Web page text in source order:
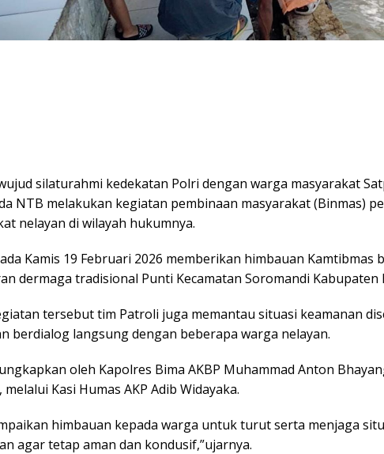
silaturahmi kedekatan Polri dengan warga masyarakat
NTB melakukan kegiatan pembinaan masyarakat (Binmas)
nelayan di wilayah hukumnya.
Kamis 19 Februari 2026 memberikan himbauan Kamtibmas
dermaga tradisional Punti Kecamatan Soromandi Kabupaten
tersebut tim Patroli juga memantau situasi keamanan
berdialog langsung dengan beberapa warga nelayan.
oleh Kapolres Bima AKBP Muhammad Anton
melalui Kasi Humas AKP Adib Widayaka.
himbauan kepada warga untuk turut serta menjaga
agar tetap aman dan kondusif,”ujarnya.